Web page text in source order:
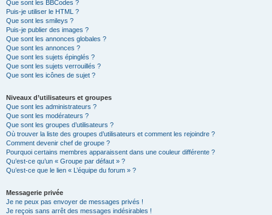
Que sont les BBCodes ?
Puis-je utiliser le HTML ?
Que sont les smileys ?
Puis-je publier des images ?
Que sont les annonces globales ?
Que sont les annonces ?
Que sont les sujets épinglés ?
Que sont les sujets verrouillés ?
Que sont les icônes de sujet ?
Niveaux d’utilisateurs et groupes
Que sont les administrateurs ?
Que sont les modérateurs ?
Que sont les groupes d’utilisateurs ?
Où trouver la liste des groupes d’utilisateurs et comment les rejoindre ?
Comment devenir chef de groupe ?
Pourquoi certains membres apparaissent dans une couleur différente ?
Qu’est-ce qu’un « Groupe par défaut » ?
Qu’est-ce que le lien « L’équipe du forum » ?
Messagerie privée
Je ne peux pas envoyer de messages privés !
Je reçois sans arrêt des messages indésirables !